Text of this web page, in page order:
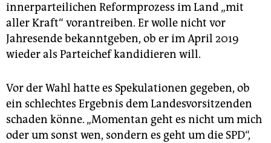
innerparteilichen Reformprozess im Land „mit
aller Kraft“ vorantreiben. Er wolle nicht vor
Jahresende bekanntgeben, ob er im April 2019
wieder als Parteichef kandidieren will.
Vor der Wahl hatte es Spekulationen gegeben, ob
ein schlechtes Ergebnis dem Landesvorsitzenden
schaden könne. „Momentan geht es nicht um mich
oder um sonst wen, sondern es geht um die SPD“,